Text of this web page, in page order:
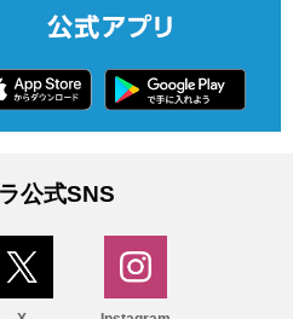
公式SNS